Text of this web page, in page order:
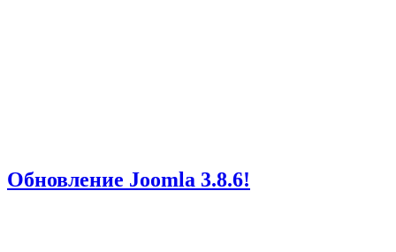
Обновление Joomla 3.8.6!